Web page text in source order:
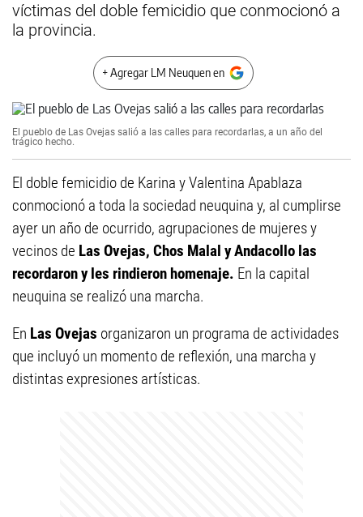
víctimas del doble femicidio que conmocionó a
la provincia.
+ Agregar LM Neuquen en
El pueblo de Las Ovejas salió a las calles para recordarlas, a un año del
trágico hecho.
El doble femicidio de Karina y Valentina Apablaza
conmocionó a toda la sociedad neuquina y, al cumplirse
ayer un año de ocurrido, agrupaciones de mujeres y
vecinos de Las Ovejas, Chos Malal y Andacollo las
recordaron y les rindieron homenaje. En la capital
neuquina se realizó una marcha.
En Las Ovejas organizaron un programa de actividades
que incluyó un momento de reflexión, una marcha y
distintas expresiones artísticas.